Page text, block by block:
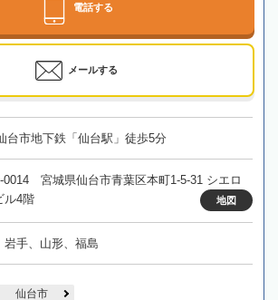
電話する
メールする
台市地下鉄「仙台駅」徒歩5分
0014 宮城県仙台市青葉区本町1-5-31 シエロ
ル4階
地図
岩手、山形、福島
仙台市